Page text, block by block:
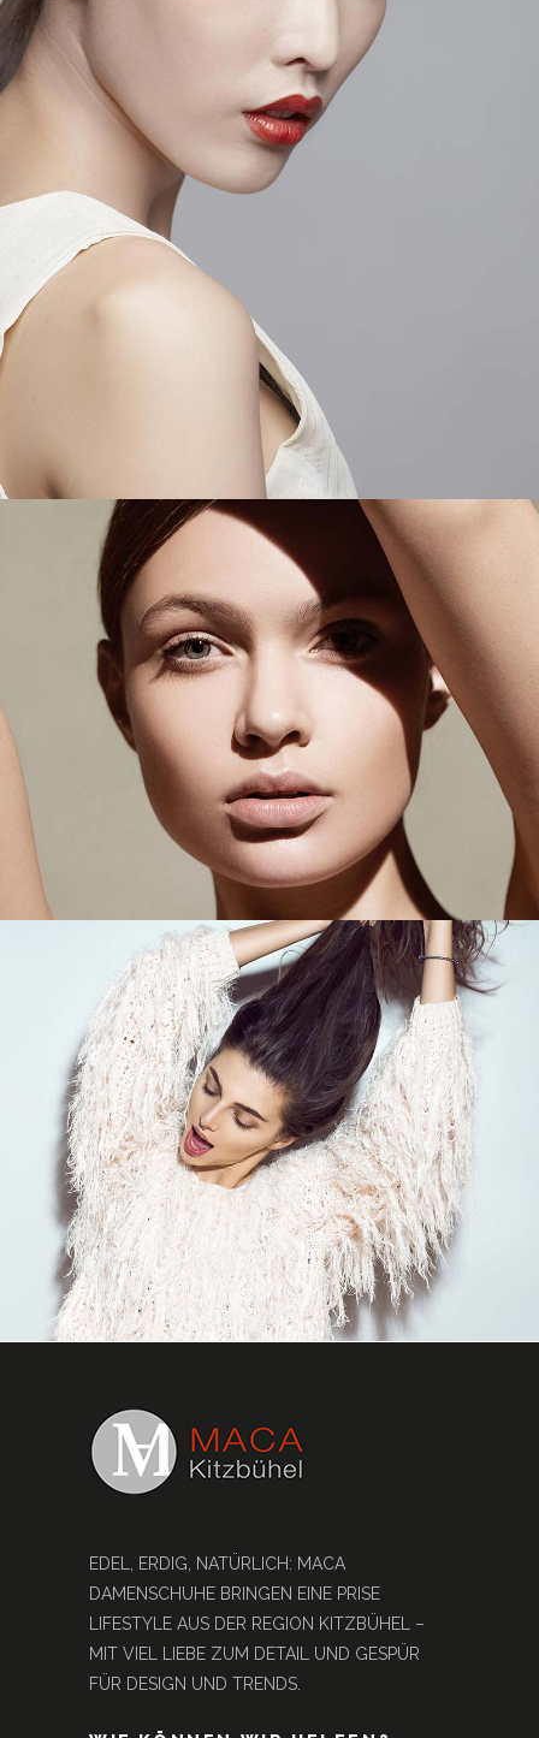
EDEL, ERDIG, NATÜRLICH: MACA
DAMENSCHUHE BRINGEN EINE PRISE
LIFESTYLE AUS DER REGION KITZBÜHEL –
MIT VIEL LIEBE ZUM DETAIL UND GESPÜR
FÜR DESIGN UND TRENDS.